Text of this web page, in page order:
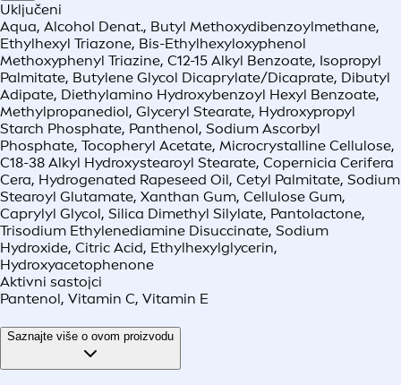
Uključeni
Aqua, Alcohol Denat., Butyl Methoxydibenzoylmethane,
Ethylhexyl Triazone, Bis-Ethylhexyloxyphenol
Methoxyphenyl Triazine, C12-15 Alkyl Benzoate, Isopropyl
Palmitate, Butylene Glycol Dicaprylate/Dicaprate, Dibutyl
Adipate, Diethylamino Hydroxybenzoyl Hexyl Benzoate,
Methylpropanediol, Glyceryl Stearate, Hydroxypropyl
Starch Phosphate, Panthenol, Sodium Ascorbyl
Phosphate, Tocopheryl Acetate, Microcrystalline Cellulose,
C18-38 Alkyl Hydroxystearoyl Stearate, Copernicia Cerifera
Cera, Hydrogenated Rapeseed Oil, Cetyl Palmitate, Sodium
Stearoyl Glutamate, Xanthan Gum, Cellulose Gum,
Caprylyl Glycol, Silica Dimethyl Silylate, Pantolactone,
Trisodium Ethylenediamine Disuccinate, Sodium
Hydroxide, Citric Acid, Ethylhexylglycerin,
Hydroxyacetophenone
Aktivni sastojci
Pantenol, Vitamin C, Vitamin E
Saznajte više o ovom proizvodu